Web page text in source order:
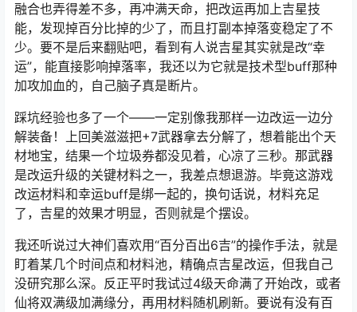
融合也弄得差不多，再冲满天命，把改运再加上吉星技
能，发现掉百分比掉的少了，而且打副本掉落变稳定了不
少。要不是后来翻贴吧，看到有人说吉星其实就是改“幸
运”，能直接影响掉落率，我还以为它就是技术型buff那种
加攻加血的，自己脑子真是断片。
踩坑经验也多了一个——一定别像我那样一边改运一边分
解装备！上回美滋滋把+7武器拿去分解了，想着能出个天
材地宝，结果一个垃圾券都没见着，心凉了三秒。那武器
是改运升级的关键材料之一，我差点想退游。毕竟这游戏
改运材料和幸运buff是绑一起的，换句话说，材料充足
了，吉星的效果才明显，否则就是个摆设。
我还听说过大神们喜欢用“百分百出6吉”的操作手法，就是
盯着某几个时间点和材料池，精确点吉星改运，但我自己
没研究那么深。反正平时我试过4级天命满了开始改，或者
仙将双满级加满缘分，再用材料随机刷新。要说有没有百